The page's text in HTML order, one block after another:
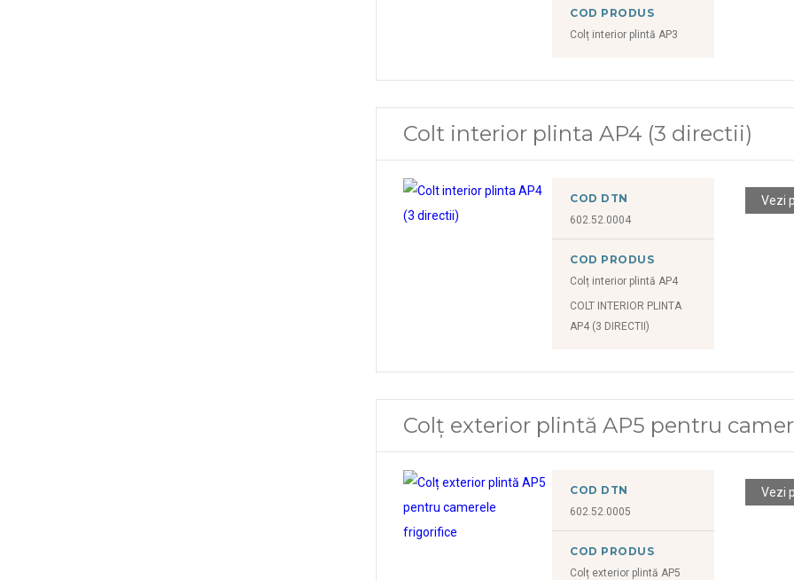
COD PRODUS
Colț interior plintă AP3
Colt interior plinta AP4 (3 directii)
COD DTN
602.52.0004
COD PRODUS
Colț interior plintă AP4
COLT INTERIOR PLINTA
AP4 (3 DIRECTII)
Vezi
Colț exterior plintă AP5 pentru
COD DTN
602.52.0005
COD PRODUS
Colț exterior plintă AP5
Vezi